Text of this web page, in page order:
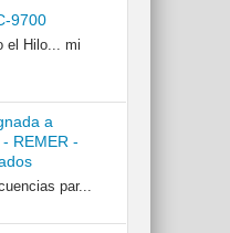
9700
el Hilo... mi
a
REMER -
par...